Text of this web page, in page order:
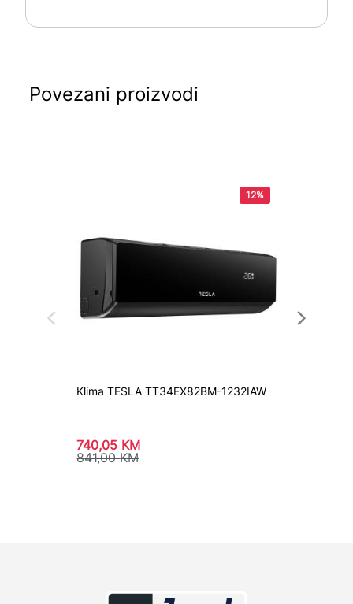
Povezani proizvodi
12%
Klima TESLA TT34EX82BM-1232IAW
740,05 KM
841,00KM